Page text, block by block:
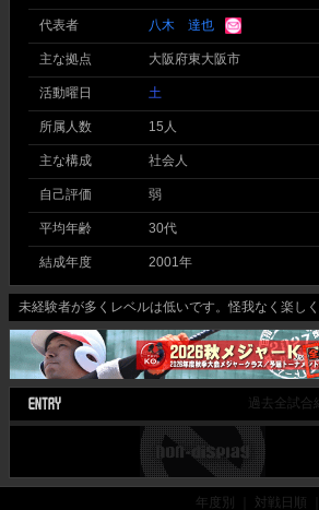
代表者 八木 達也
主な拠点 大阪府東大阪市
活動曜日 土
所属人数 15人
主な構成 社会人
自己評価 弱
平均年齢 30代
結成年度 2001年
未経験者が多くレベルは低いです。怪我なく楽しく
過去全試合
年度別 ｜ 対戦日順